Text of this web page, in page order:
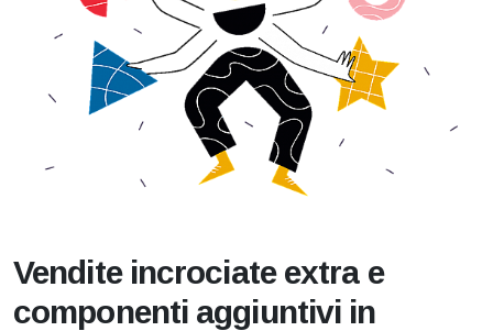
Vendite incrociate extra e
componenti aggiuntivi in